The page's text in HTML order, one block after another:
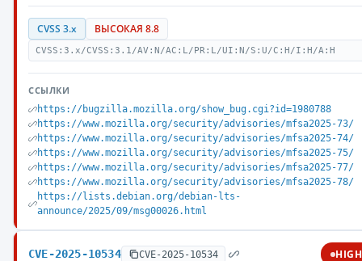
CVSS 3.x ВЫСОКАЯ 8.8
CVSS:3.x/CVSS:3.1/AV:N/AC:L/PR:L/UI:N/S:U/C:H/I:H/A:H
ССЫЛКИ
https://bugzilla.mozilla.org/show_bug.cgi?id=1980788
https://www.mozilla.org/security/advisories/mfsa2025-73/
https://www.mozilla.org/security/advisories/mfsa2025-74/
https://www.mozilla.org/security/advisories/mfsa2025-75/
https://www.mozilla.org/security/advisories/mfsa2025-77/
https://www.mozilla.org/security/advisories/mfsa2025-78/
https://lists.debian.org/debian-lts-
announce/2025/09/msg00026.html
CVE-2025-10534 CVE-2025-10534 HIGH